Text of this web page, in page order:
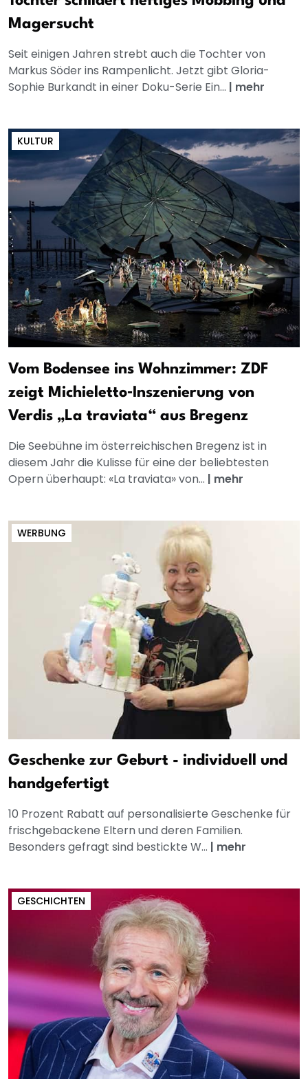
Magersucht
Seit einigen Jahren strebt auch die Tochter von
Markus Söder ins Rampenlicht. Jetzt gibt Gloria-
Sophie Burkandt in einer Doku-Serie Ein... | mehr
KULTUR
Vom Bodensee ins Wohnzimmer: ZDF
zeigt Michieletto‑Inszenierung von
Verdis „La traviata“ aus Bregenz
Die Seebühne im österreichischen Bregenz ist in
diesem Jahr die Kulisse für eine der beliebtesten
Opern überhaupt: «La traviata» von... | mehr
WERBUNG
Geschenke zur Geburt - individuell und
handgefertigt
10 Prozent Rabatt auf personalisierte Geschenke für
frischgebackene Eltern und deren Familien.
Besonders gefragt sind bestickte W... | mehr
GESCHICHTEN